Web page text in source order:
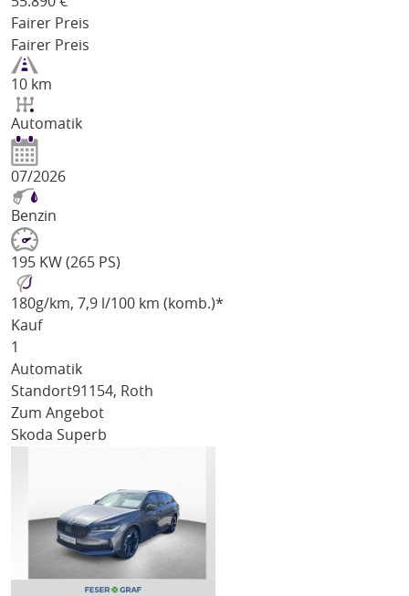
Fairer Preis
Fairer Preis
10 km
Automatik
07/2026
Benzin
195 KW (265 PS)
180g/km, 7,9 l/100 km (komb.)*
Kauf
1
Automatik
Standort91154, Roth
Zum Angebot
Skoda Superb